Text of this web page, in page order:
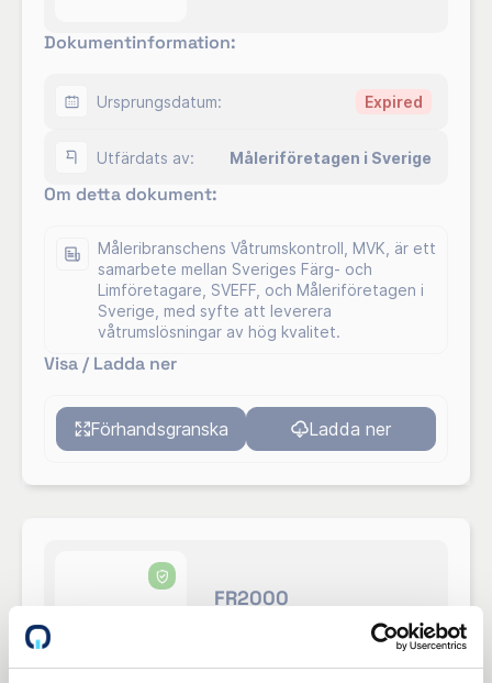
material och ytor som tyg, trä, metall, puts, kalk och
betong. Genom vårt stora nätverk inom
mängd andra tjänster utöver dessa.
Vi är baserade i Göteborg och har 15 anställda.
Dokumentinformation:
Ursprungsdatum: Expired
Utfärdats av: Måleriföretagen i Sverige
Om detta dokument:
Måleribranschens Våtrumskontroll, MVK, är ett
samarbete mellan Sveriges Färg- och
Limföretagare, SVEFF, och Måleriföretagen i
Sverige, med syfte att leverera
våtrumslösningar av hög kvalitet.
Visa / Ladda ner
Förhandsgranska Ladda ner
FR2000